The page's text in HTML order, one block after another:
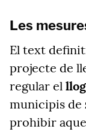
Les
El text
projecte de
regular el
municipis de
prohibir